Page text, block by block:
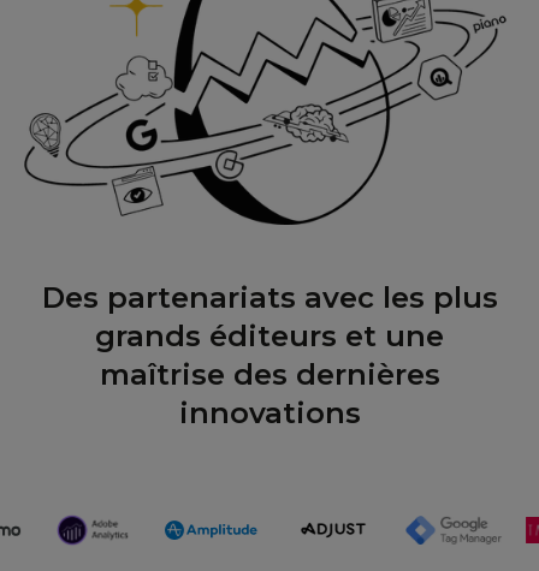
Des partenariats avec les plus
grands éditeurs et une
maîtrise des dernières
innovations